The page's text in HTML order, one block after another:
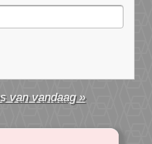
van vandaag »